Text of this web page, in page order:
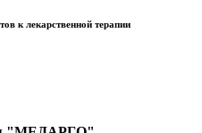
к лекарственной терапии